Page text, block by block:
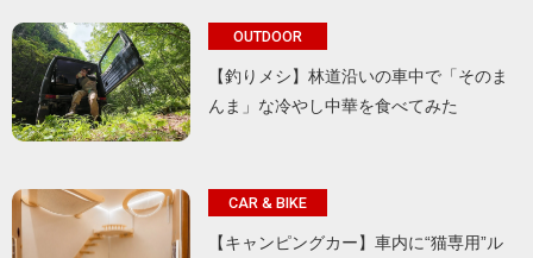
OUTDOOR
【釣りメシ】林道沿いの車中で「そのま
んま」な冷やし中華を食べてみた
CAR & BIKE
【キャンピングカー】車内に“猫専用”ル